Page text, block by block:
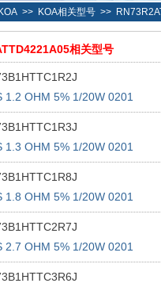
KOA>> KOA相关型号>>
相关型号
1.2 OHM 5% 1/20W 0201
1.3 OHM 5% 1/20W 0201
1.8 OHM 5% 1/20W 0201
2.7 OHM 5% 1/20W 0201